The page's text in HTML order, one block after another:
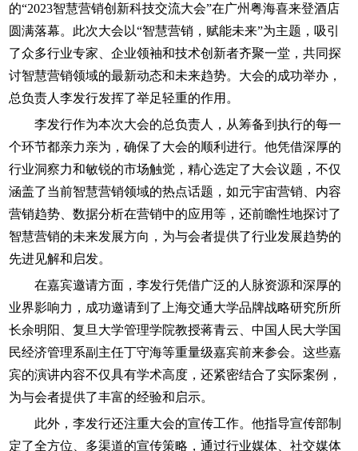
的“2023智慧营销创新科技交流大会”在广州粤海喜来登酒店
圆满落幕。此次大会以“智慧营销，赋能未来”为主题，吸引
了众多行业专家、企业领袖和技术创新者齐聚一堂，共同探
讨智慧营销领域的最新动态和未来趋势。大会的成功举办，
总负责人李发行发挥了举足轻重的作用。
李发行作为本次大会的总负责人，从筹备到执行的每一
个环节都亲力亲为，确保了大会的顺利进行。他凭借深厚的
行业洞察力和敏锐的市场触觉，精心选定了大会议题，不仅
涵盖了当前智慧营销领域的热点话题，如元宇宙营销、内容
营销趋势、数据分析在营销中的应用等，还前瞻性地探讨了
智慧营销的未来发展方向，为与会者提供了行业发展趋势的
先进见解和启发。
在嘉宾邀请方面，李发行凭借广泛的人脉资源和深厚的
业界影响力，成功邀请到了上海交通大学品牌战略研究所所
长余明阳、复旦大学管理学院教授蒋青云、中国人民大学国
民经济管理系副主任丁守海等重量级嘉宾前来参会。这些嘉
宾的演讲内容不仅具有学术高度，还紧密结合了实际案例，
为与会者提供了丰富的经验和启示。
此外，李发行还注重大会的宣传工作。他指导宣传部制
定了全方位、多渠道的宣传策略，通过行业媒体、社交媒体